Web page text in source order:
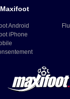
Android
iPhone